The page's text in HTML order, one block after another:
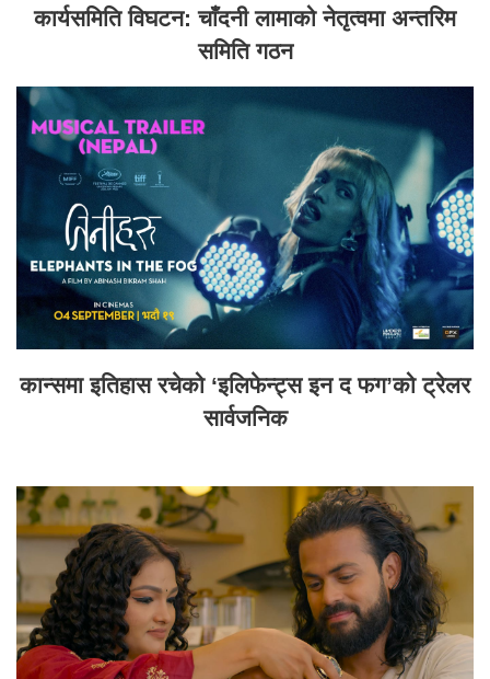
कार्यसमिति विघटन: चाँदनी लामाको नेतृत्वमा अन्तरिम
समिति गठन
कान्समा इतिहास रचेको ‘इलिफेन्ट्स इन द फग’को ट्रेलर
सार्वजनिक